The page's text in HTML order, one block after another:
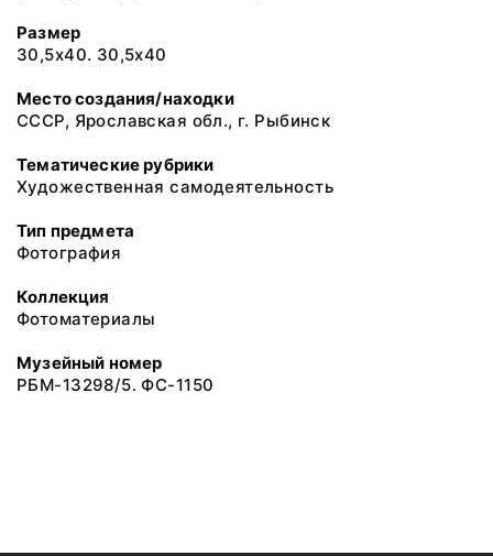
Размер
30,5х40. 30,5х40
Место создания/находки
СССР, Ярославская обл., г. Рыбинск
Тематические рубрики
Художественная самодеятельность
Тип предмета
Фотография
Коллекция
Фотоматериалы
Музейный номер
РБМ-13298/5. ФС-1150